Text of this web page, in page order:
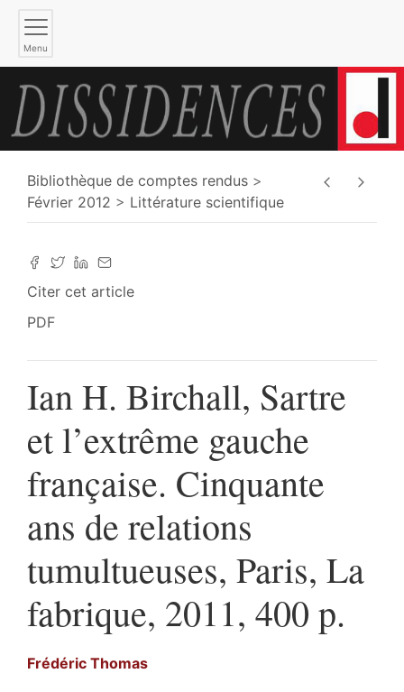
Menu
Bibliothèque de comptes rendus
Février 2012
Littérature scientifique
Citer cet article
PDF
Ian H. Birchall, Sartre
et l’extrême gauche
française. Cinquante
ans de relations
tumultueuses, Paris, La
fabrique, 2011, 400 p.
Frédéric Thomas